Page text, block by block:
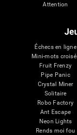
Attention
Échecs en ligne
Mini-mots
Fruit Frenzy
Pipe Panic
Crystal Miner
Solitaire
Robo Factory
Ant Escape
Neon Lights
Rends moi fou